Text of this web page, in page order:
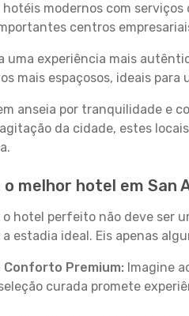
hotéis modernos com
centros
uma experiência mais
mais espaçosos, ideais
anseia por tranquilidade e
da cidade, estes
o melhor hotel em San
hotel perfeito não deve ser
estadia ideal. Eis apenas
Conforto Premium: Imagine
curada promete